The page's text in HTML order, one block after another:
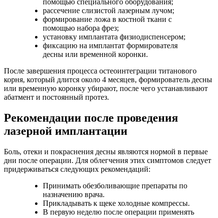
помощью специального оборудования;
рассечение слизистой лазерным лучом;
формирование ложа в костной ткани с
помощью набора фрез;
установку имплантата физиодиспенсером;
фиксацию на имплантат формирователя
десны или временной коронки.
После завершения процесса остеоинтеграции титанового
корня, который длится около 4 месяцев, формирователь десны
или временную коронку убирают, после чего устанавливают
абатмент и постоянный протез.
Рекомендации после проведения
лазерной имплантации
Боль, отеки и покраснения десны являются нормой в первые
дни после операции. Для облегчения этих симптомов следует
придерживаться следующих рекомендаций:
Принимать обезболивающие препараты по
назначению врача.
Прикладывать к щеке холодные компрессы.
В первую неделю после операции применять